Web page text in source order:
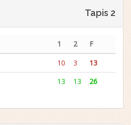
Tapis 2
1 2
F
10 3
13
13 13 26